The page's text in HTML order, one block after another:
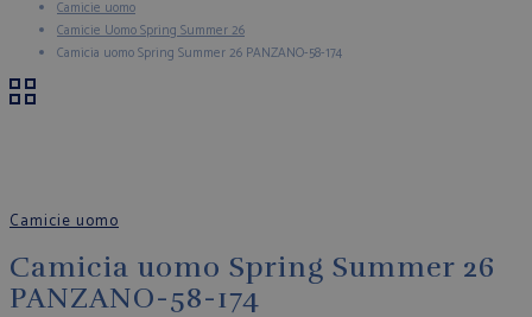
Camicie uomo
Camicie Uomo Spring Summer 26
Camicia uomo Spring Summer 26 PANZANO-58-174
Camicie uomo
Camicia uomo Spring Summer 26
PANZANO-58-174